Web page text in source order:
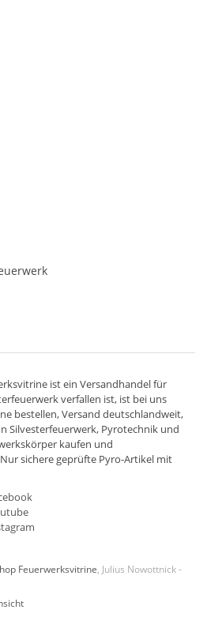
ist ein Versandhandelfür
verfallen ist, ist bei uns
bestellen,Versand deutschlandweit,
Silvesterfeuerwerk, Pyrotechnik und
kaufen und
sichere geprüfte Pyro-Artikel mit
Feuerwerksvitrine , Julius Nowottnick -